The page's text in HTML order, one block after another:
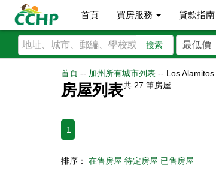
首頁 買房服務 貸款指南
搜索
首頁 -- 加州所有城市列表 -- Los Alamitos
房屋列表共 27 筆房屋
1
排序： 在售房屋 待定房屋 已售房屋